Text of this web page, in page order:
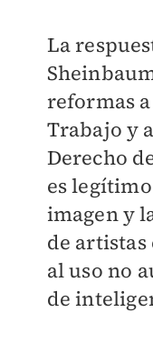
La
reformas
Trabajo y
Derecho
es
imagen y
de
al uso no
de